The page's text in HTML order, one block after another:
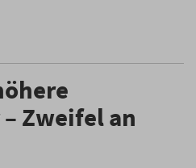
Zweifel an